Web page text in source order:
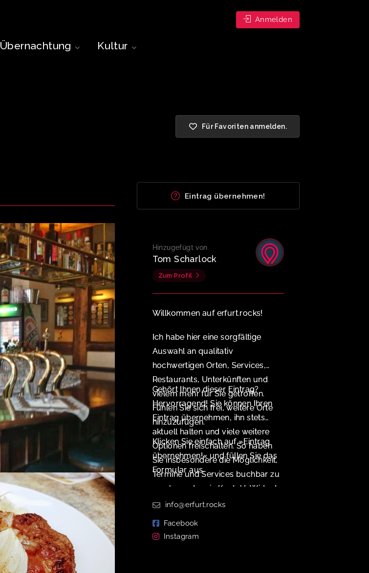
Übernachtung Kultur
Anmelden
Für Favoriten anmelden.
Eintrag übernehmen!
Hinzugefügt von
Tom Scharlock
Zum Profil
Willkommen auf erfurt.rocks!
Ich habe hier eine sorgfältige
Auswahl an qualitativ
hochwertigen Orten, Services,
Restaurants, Unterkünften und
vielem mehr für Sie getroffen.
Fühlen Sie sich frei, weitere Orte
hinzuzufügen.
Gehört Ihnen dieser Eintrag?
Hervorragend! Sie können Ihren
Eintrag übernehmen, ihn stets
aktuell halten und viele weitere
Optionen freischalten. So haben
Sie insbesondere die Möglichkeit,
Termine und Services buchbar zu
machen oder ein Kontakt-Widget
zu aktivieren.
Klicken Sie einfach auf »Eintrag
übernehmen!« und füllen Sie das
Formular aus.
info@erfurt.rocks
Facebook
Instagram